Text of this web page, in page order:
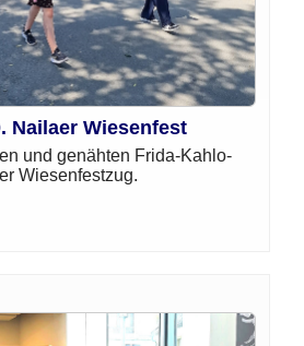
Nailaer Wiesenfest
und genähten Frida-Kahlo-
Wiesenfestzug.